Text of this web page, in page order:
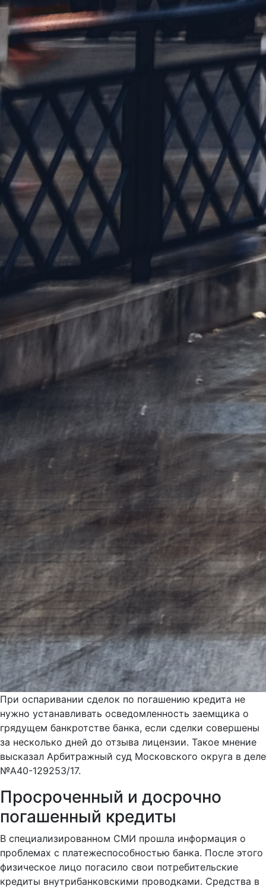
При оспаривании сделок по погашению кредита не
нужно устанавливать осведомленность заемщика о
грядущем банкротстве банка, если сделки совершены
за несколько дней до отзыва лицензии. Такое мнение
высказал Арбитражный суд Московского округа в деле
№А40-129253/17.
Просроченный и досрочно
погашенный кредиты
В специализированном СМИ прошла информация о
проблемах с платежеспособностью банка. После этого
физическое лицо погасило свои потребительские
кредиты внутрибанковскими проводками. Средства в